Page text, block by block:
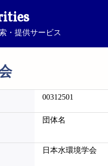
・提供サービス
00312501
団体名
日本水環境学会